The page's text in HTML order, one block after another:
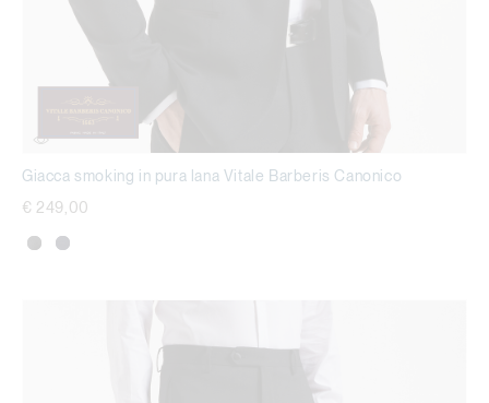
Giacca smoking in pura lana Vitale Barberis Canonico
€ 249,00